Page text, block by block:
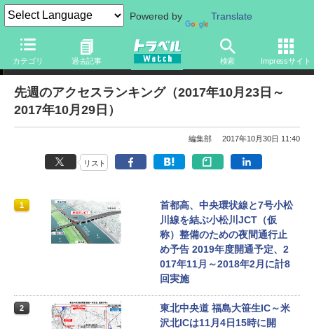
Powered by Translate
カテゴリ 過去記事 検索 Impressサイト
アクセスランキング
先週のアクセスランキング（2017年10月23日～
2017年10月29日）
編集部 2017年10月30日 11:40
リスト
1
首都高、中央環状線と7号小松
川線を結ぶ小松川JCT（仮
称）整備のための夜間通行止
め予告 2019年度開通予定、2
017年11月～2018年2月に計8
回実施
2
東北中央道 福島大笹生IC～米
沢北ICは11月4日15時に開